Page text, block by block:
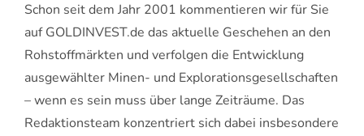
Schon seit dem Jahr 2001 kommentieren wir für Sie
auf GOLDINVEST.de das aktuelle Geschehen an den
Rohstoffmärkten und verfolgen die Entwicklung
ausgewählter Minen- und Explorationsgesellschaften
– wenn es sein muss über lange Zeiträume. Das
Redaktionsteam konzentriert sich dabei insbesondere